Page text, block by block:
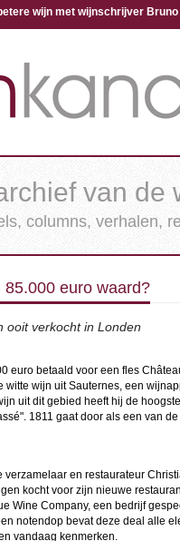
wijn met wijnschrijver Bruno
van de
columns, verhalen,
85.000 euro waard?
ooit verkocht in Londen
euro betaald voor een fles
witte wijn uit Sauternes, een
uit dit gebied heeft hij de
1811 gaat door als een van
verzamelaar en restaurateur
kocht voor zijn nieuwe
Wine Company, een bedrijf
notendop bevat deze deal alle
vandaag kenmerken.